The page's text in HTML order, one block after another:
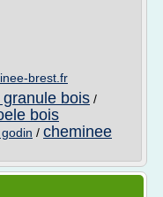
brest.fr
bois /
bois
/ cheminee